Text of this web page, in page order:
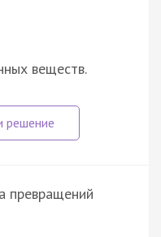
веществ.
превращений